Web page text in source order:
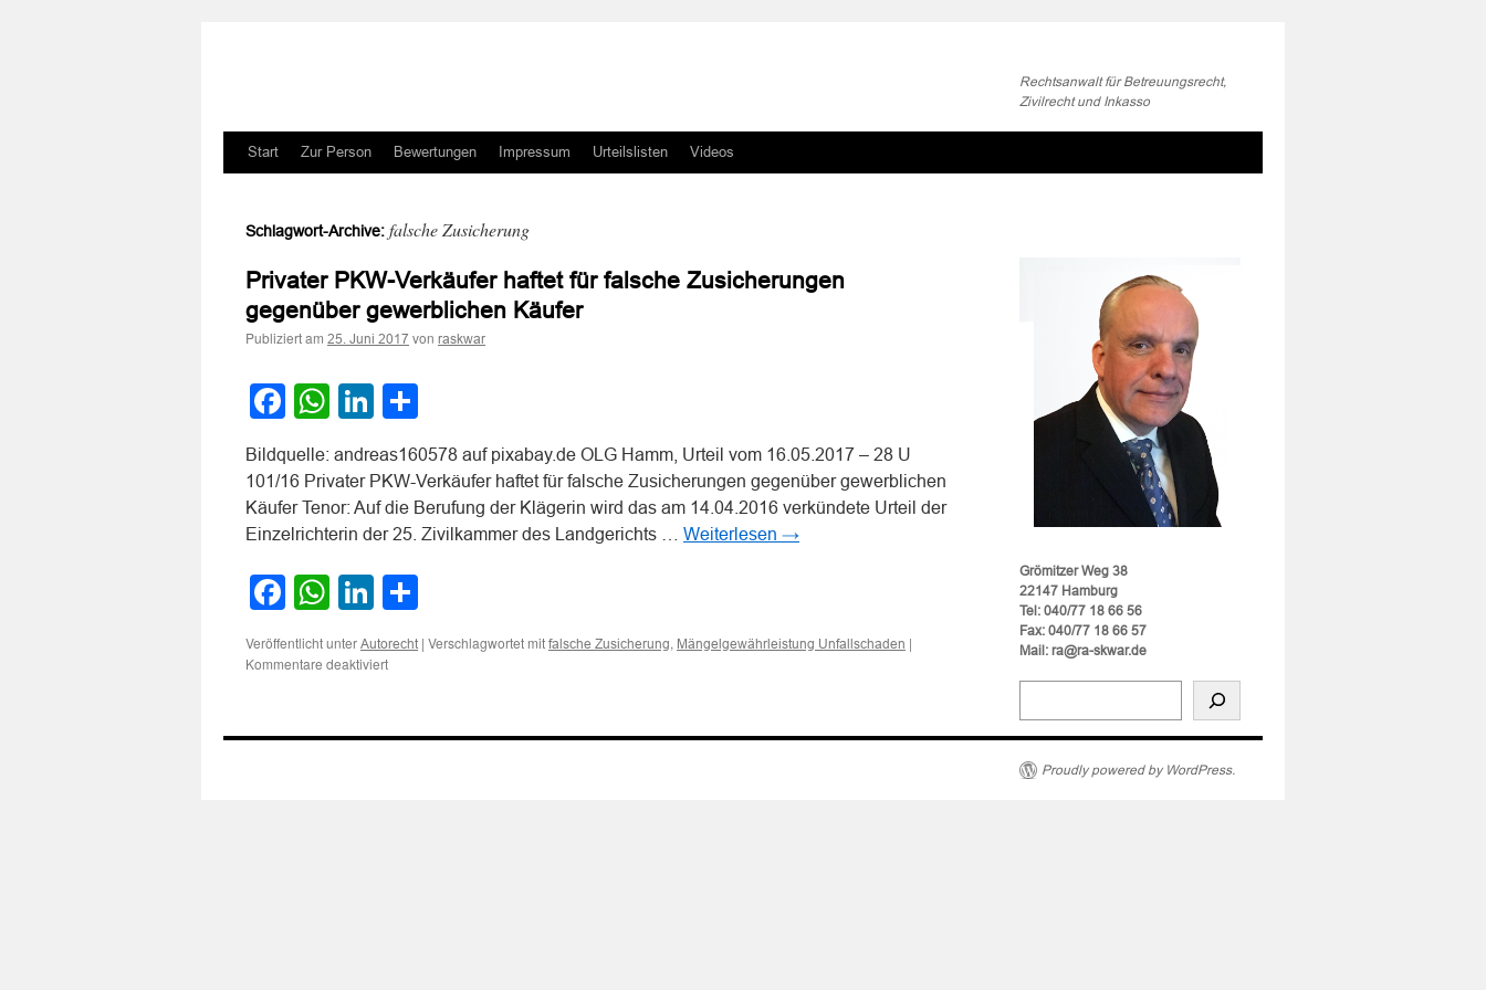
Rechtsanwalt für Betreuungsrecht,
Zivilrecht und Inkasso
Zum
springen
Start Zur Person Bewertungen Impressum Urteilslisten Videos
Schlagwort-Archive: falsche Zusicherung
Privater PKW-Verkäufer haftet für falsche Zusicherungen
gegenüber gewerblichen Käufer
Publiziert am 25. Juni 2017 von raskwar
Facebook
WhatsApp
LinkedIn
Bildquelle: andreas160578 auf pixabay.de OLG Hamm, Urteil vom 16.05.2017 – 28 U
101/16 Privater PKW-Verkäufer haftet für falsche Zusicherungen gegenüber gewerblichen
Käufer Tenor: Auf die Berufung der Klägerin wird das am 14.04.2016 verkündete Urteil der
Einzelrichterin der 25. Zivilkammer des Landgerichts … Weiterlesen →
Facebook
WhatsApp
LinkedIn
Veröffentlicht unter Autorecht | Verschlagwortet mit falsche Zusicherung, Mängelgewährleistung Unfallschaden |
Kommentare deaktiviertfür
haftet
Grömitzer Weg 38
22147 Hamburg
Tel: 040/77 18 66 56
Fax: 040/77 18 66 57
Mail: ra@ra-skwar.de
Proudly powered by WordPress.